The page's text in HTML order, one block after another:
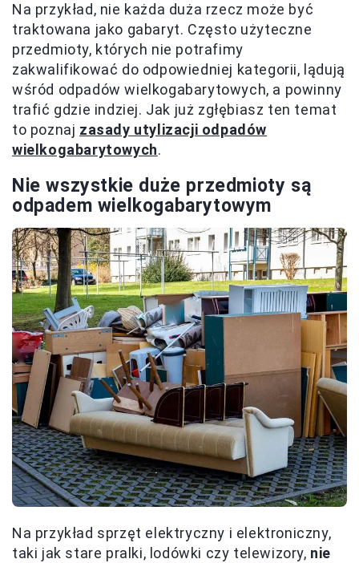
Na przykład, nie każda duża rzecz może być
traktowana jako gabaryt. Często użyteczne
przedmioty, których nie potrafimy
zakwalifikować do odpowiedniej kategorii, lądują
wśród odpadów wielkogabarytowych, a powinny
trafić gdzie indziej. Jak już zgłębiasz ten temat
to poznaj zasady utylizacji odpadów
wielkogabarytowych.
Nie wszystkie duże przedmioty są
odpadem wielkogabarytowym
Na przykład sprzęt elektryczny i elektroniczny,
taki jak stare pralki, lodówki czy telewizory, nie